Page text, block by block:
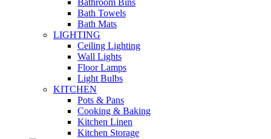
Bathroom Bins
Bath Towels
Bath Mats
LIGHTING
Ceiling Lighting
Wall Lights
Floor Lamps
Light Bulbs
KITCHEN
Pots & Pans
Cooking & Baking
Kitchen Linen
Kitchen Storage